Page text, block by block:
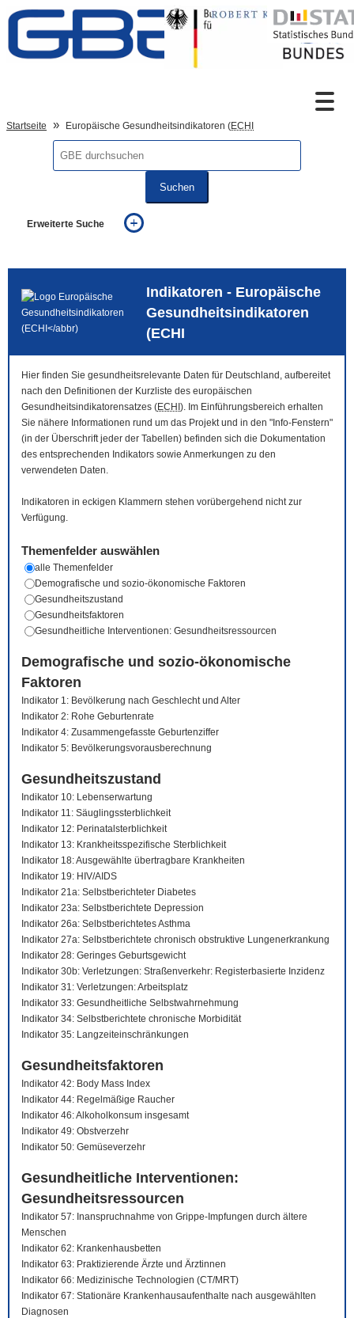
Zum Inhalt
Sprachumschaltung
Startseite Europäische Gesundheitsindikatoren (ECHI
Suchen
Erweiterte Suche
auch in allen Texten suchen (Volltextsuche)
auch Synonyme einbeziehen
auch ähnlich geschriebenes einbeziehen
Indikatoren - Europäische
Gesundheitsindikatoren
(ECHI
Hier finden Sie gesundheitsrelevante Daten für Deutschland, aufbereitet
nach den Definitionen der Kurzliste des europäischen
Gesundheitsindikatorensatzes (ECHI ). Im Einführungsbereich erhalten
Sie nähere Informationen rund um das Projekt und in den "Info-Fenstern"
(in der Überschrift jeder der Tabellen) befinden sich die Dokumentation
des entsprechenden Indikators sowie Anmerkungen zu den
verwendeten Daten.
Indikatoren in eckigen Klammern stehen vorübergehend nicht zur
Verfügung.
Themenfelder auswählen
alle Themenfelder
Demografische und sozio-ökonomische Faktoren
Gesundheitszustand
Gesundheitsfaktoren
Gesundheitliche Interventionen: Gesundheitsressourcen
Demografische und sozio-ökonomische
Faktoren
Indikator 1: Bevölkerung nach Geschlecht und Alter
Indikator 2: Rohe Geburtenrate
Indikator 4: Zusammengefasste Geburtenziffer
Indikator 5: Bevölkerungsvorausberechnung
Gesundheitszustand
Indikator 10: Lebenserwartung
Indikator 11: Säuglingssterblichkeit
Indikator 12: Perinatalsterblichkeit
Indikator 13: Krankheitsspezifische Sterblichkeit
Indikator 18: Ausgewählte übertragbare Krankheiten
Indikator 19: HIV/AIDS
Indikator 21a: Selbstberichteter Diabetes
Indikator 23a: Selbstberichtete Depression
Indikator 26a: Selbstberichtetes Asthma
Indikator 27a: Selbstberichtete chronisch obstruktive Lungenerkrankung
Indikator 28: Geringes Geburtsgewicht
Indikator 30b: Verletzungen: Straßenverkehr: Registerbasierte Inzidenz
Indikator 31: Verletzungen: Arbeitsplatz
Indikator 33: Gesundheitliche Selbstwahrnehmung
Indikator 34: Selbstberichtete chronische Morbidität
Indikator 35: Langzeiteinschränkungen
Gesundheitsfaktoren
Indikator 42: Body Mass Index
Indikator 44: Regelmäßige Raucher
Indikator 46: Alkoholkonsum insgesamt
Indikator 49: Obstverzehr
Indikator 50: Gemüseverzehr
Gesundheitliche Interventionen:
Gesundheitsressourcen
Indikator 57: Inanspruchnahme von Grippe-Impfungen durch ältere
Menschen
Indikator 62: Krankenhausbetten
Indikator 63: Praktizierende Ärzte und Ärztinnen
Indikator 66: Medizinische Technologien (CT/MRT)
Indikator 67: Stationäre Krankenhausaufenthalte nach ausgewählten
Diagnosen